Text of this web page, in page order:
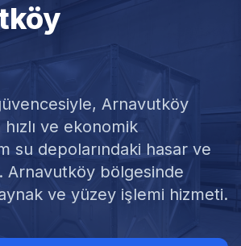
Deposu Tamiri
Arnavutköy
ve ekonomik
su depolarındaki hasar ve
Arnavutköy bölgesinde
ve yüzey işlemi hizmeti.